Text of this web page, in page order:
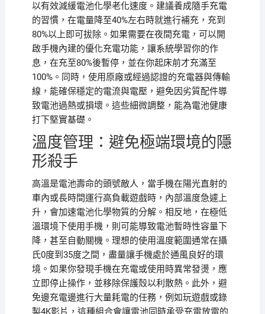
以有效減緩電池化學老化速度。建議養成隨手充電
的習慣，在電量降至40%左右時就進行補充，充到
80%以上即可拔除。如果需要在夜間充電，可以開
啟手機內建的優化充電功能，讓系統學習你的作
息，在充至80%後暫停，並在你起床前才充滿至
100%。同時，使用原廠或經過認證的充電器與傳輸
線，能確保穩定的電流與電壓，避免因劣質配件導
致電池過熱或損壞。這些細微調整，能為電池健康
打下堅實基礎。
溫度管理：避免極端環境的隱
形殺手
高溫是電池壽命的頭號敵人，當手機在陽光直射的
車內或長時間運行高負載遊戲時，內部溫度急遽上
升，會加速電池化學物質的分解。相反地，在極低
溫環境下使用手機，則可能導致電池暫時性容量下
降，甚至自動關機。理想的使用溫度範圍通常在攝
氏0度到35度之間，盡量讓手機處於通風良好的環
境。如果你發現手機在充電或使用時異常發燙，應
立即停止操作，並移除保護殼以利散熱。此外，避
免邊充電邊進行大量耗電的任務，例如玩遊戲或錄
製4K影片，這種組合會讓電池同時承受充電放電的